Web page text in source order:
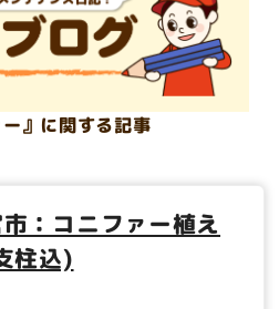
ー』に関する記事
：コニファー植え
柱込)